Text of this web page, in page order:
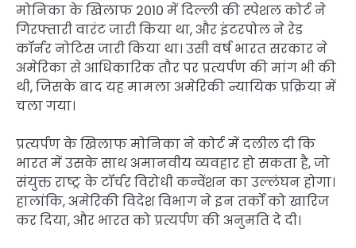
मोनिका के खिलाफ 2010 में दिल्ली की स्पेशल कोर्ट ने
गिरफ्तारी वारंट जारी किया था, और इंटरपोल ने रेड
कॉर्नर नोटिस जारी किया था। उसी वर्ष भारत सरकार ने
अमेरिका से आधिकारिक तौर पर प्रत्यर्पण की मांग भी की
थी, जिसके बाद यह मामला अमेरिकी न्यायिक प्रक्रिया में
चला गया।
प्रत्यर्पण के खिलाफ मोनिका ने कोर्ट में दलील दी कि
भारत में उसके साथ अमानवीय व्यवहार हो सकता है, जो
संयुक्त राष्ट्र के टॉर्चर विरोधी कन्वेंशन का उल्लंघन होगा।
हालांकि, अमेरिकी विदेश विभाग ने इन तर्कों को खारिज
कर दिया, और भारत को प्रत्यर्पण की अनुमति दे दी।